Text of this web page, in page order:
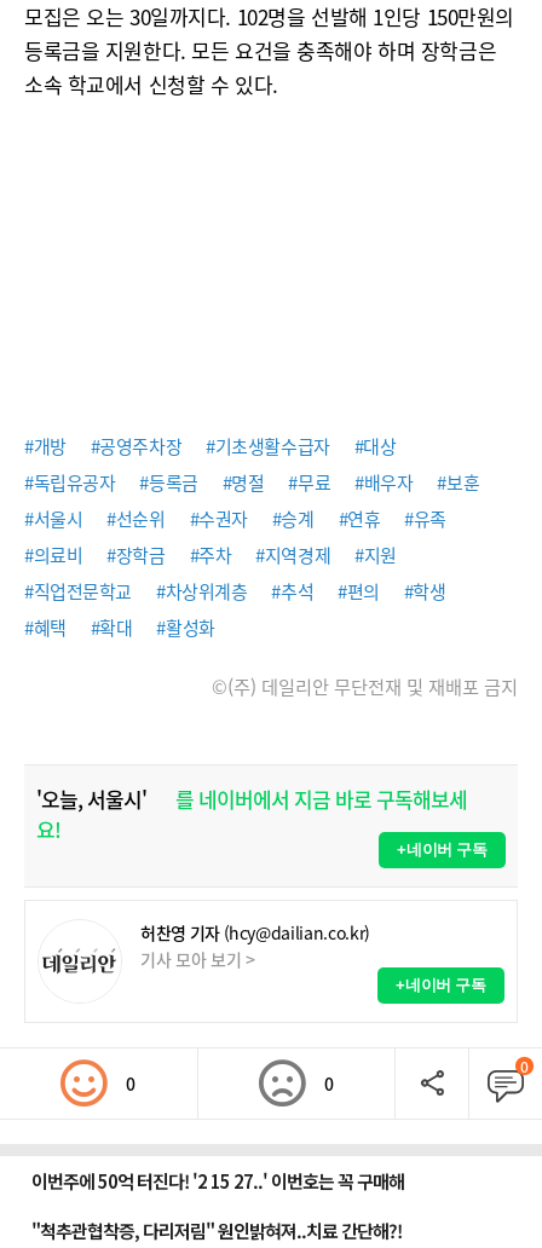
모집은 오는 30일까지다. 102명을 선발해 1인당 150만원의
등록금을 지원한다. 모든 요건을 충족해야 하며 장학금은
소속 학교에서 신청할 수 있다.
#개방 #공영주차장 #기초생활수급자
#대상
#독립유공자
#등록금 #명절 #무료 #배우자
#보훈
#서울시
#선순위 #수권자 #승계 #연휴
#유족
#의료비
#장학금 #주차 #지역경제
#지원
#직업전문학교
#차상위계층 #추석 #편의
#학생
#혜택
#확대 #활성화
©(주) 데일리안 무단전재 및 재배포 금지
'오늘, 서울시'
를 네이버에서 지금 바로 구독해보세
요!
+네이버 구독
허찬영 기자 (hcy@dailian.co.kr)
기사 모아 보기 >
+네이버 구독
0 0
0